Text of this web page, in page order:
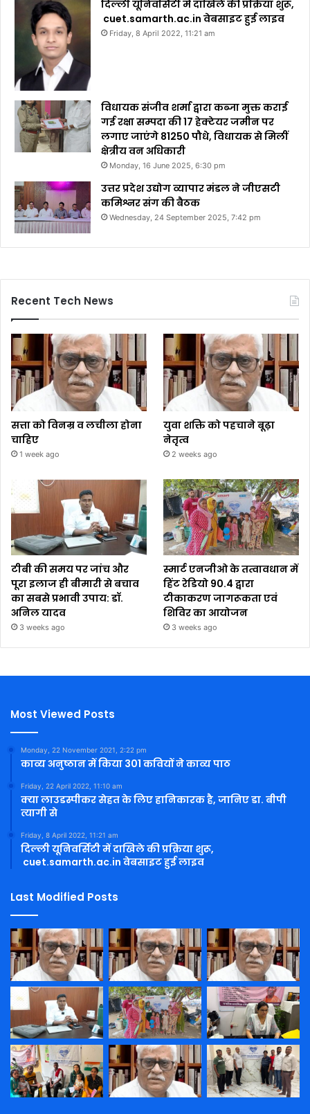
दिल्ली यूनिवर्सिटी में दाखिले की प्रक्रिया शुरू,
cuet.samarth.ac.in वेबसाइट हुई लाइव
Friday, 8 April 2022, 11:21 am
विधायक संजीव शर्मा द्वारा कब्जा मुक्त कराई
गई रक्षा सम्पदा की 17 हेक्टेयर जमीन पर
लगाए जाएंगे 81250 पौधे, विधायक से मिलीं
क्षेत्रीय वन अधिकारी
Monday, 16 June 2025, 6:30 pm
उत्तर प्रदेश उद्योग व्यापार मंडल ने जीएसटी
कमिश्नर संग की बैठक
Wednesday, 24 September 2025, 7:42 pm
Recent Tech News
सत्ता को विनम्र व लचीला होना
चाहिए
1 week ago
युवा शक्ति को पहचाने बूढ़ा
नेतृत्व
2 weeks ago
टीबी की समय पर जांच और
पूरा इलाज ही बीमारी से बचाव
का सबसे प्रभावी उपाय: डॉ.
अनिल यादव
3 weeks ago
स्मार्ट एनजीओ के तत्वावधान में
हिंट रेडियो 90.4 द्वारा
टीकाकरण जागरूकता एवं
शिविर का आयोजन
3 weeks ago
Most Viewed Posts
Monday, 22 November 2021, 2:22 pm
काव्य अनुष्ठान में किया 301 कवियों ने काव्य पाठ
Friday, 22 April 2022, 11:10 am
क्या लाउडस्पीकर सेहत के लिए हानिकारक है, जानिए डा. बीपी
त्यागी से
Friday, 8 April 2022, 11:21 am
दिल्ली यूनिवर्सिटी में दाखिले की प्रक्रिया शुरू,
cuet.samarth.ac.in वेबसाइट हुई लाइव
Last Modified Posts